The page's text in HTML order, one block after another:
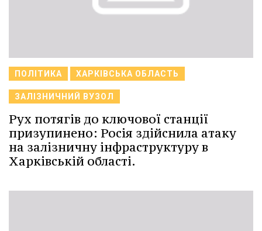
ПОЛІТИКА ХАРКІВСЬКА ОБЛАСТЬ
ЗАЛІЗНИЧНИЙ ВУЗОЛ
Рух потягів до ключової станції
призупинено: Росія здійснила атаку
на залізничну інфраструктуру в
Харківській області.